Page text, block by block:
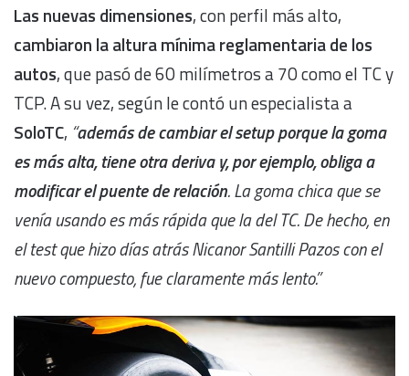
Las nuevas dimensiones, con perfil más alto,
cambiaron la altura mínima reglamentaria de los
autos, que pasó de 60 milímetros a 70 como el TC y
TCP. A su vez, según le contó un especialista a
SoloTC, “además de cambiar el setup porque la goma
es más alta, tiene otra deriva y, por ejemplo, obliga a
modificar el puente de relación. La goma chica que se
venía usando es más rápida que la del TC. De hecho, en
el test que hizo días atrás Nicanor Santilli Pazos con el
nuevo compuesto, fue claramente más lento.”